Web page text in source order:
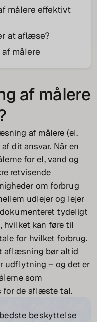
målere effektivt
at aflæse?
målere
af målere
af målere (el,
dit ansvar. Når en
for el, vand og
retvisende
om forbrug
udlejer og lejer
tydeligt
kan føre til
for hvilket forbrug.
aflæsning bør altid
udflytning – og det er
som
for de aflæste tal.
beskyttelse